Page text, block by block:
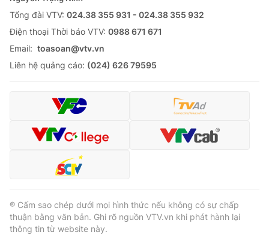
Tổng đài VTV: 024.38 355 931 - 024.38 355 932
Ðiện thoại Thời báo VTV: 0988 671 671
Email: toasoan@vtv.vn
Liên hệ quảng cáo: (024) 626 79595
® Cấm sao chép dưới mọi hình thức nếu không có sự chấp
thuận bằng văn bản. Ghi rõ nguồn VTV.vn khi phát hành lại
thông tin từ website này.